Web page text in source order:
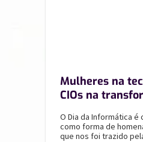
Mulheres na
CIOs na
O Dia da Informática
como forma de
que nos foi trazido